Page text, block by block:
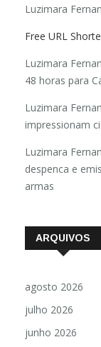
Luzimara
Free URL
Luzimara
48 horas para
Luzimara
impressionam
Luzimara
despenca e
armas
ARQUIVOS
agosto 2026
julho 2026
junho 2026